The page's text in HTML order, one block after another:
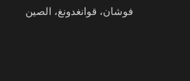
فوشان، قوانغدونغ، الصين